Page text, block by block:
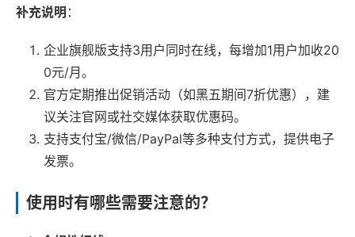
补充说明 ：
企业旗舰版支持3用户同时在线，每增加1用户加收20
0元/月。
官方定期推出促销活动（如黑五期间7折优惠），建
议关注官网或社交媒体获取优惠码。
支持支付宝/微信/PayPal等多种支付方式，提供电子
发票。
使用时有哪些需要注意的？